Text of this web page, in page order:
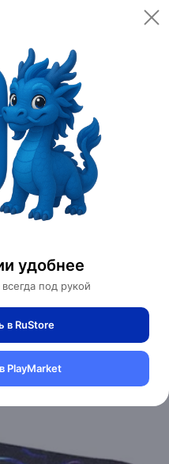
удобнее
под рукой
в RuStore
PlayMarket
Открыть
и аксессуары
ECOMOBL M7
0